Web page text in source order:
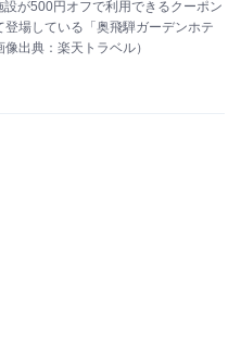
が500円オフで利用できるクーポン
場している「奥飛騨ガーデンホテ
出典：楽天トラベル）